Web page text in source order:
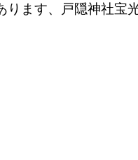
ります、戸隠神社宝